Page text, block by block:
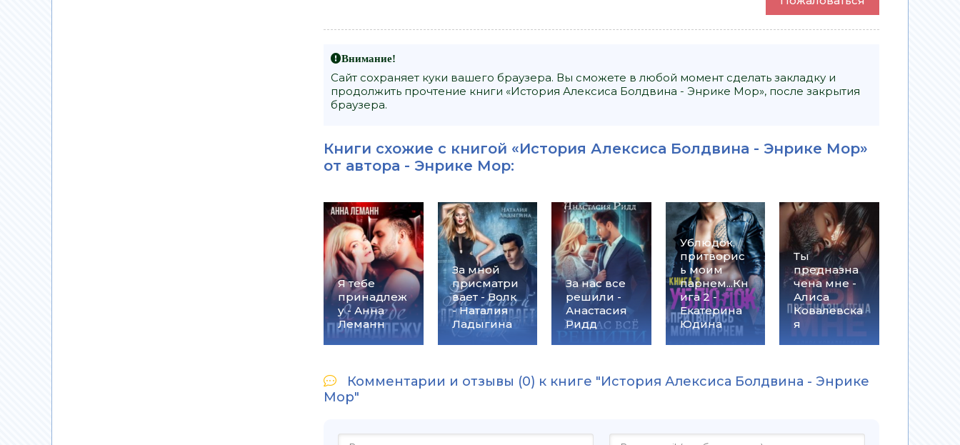
Внимание!
Сайт сохраняет куки вашего браузера. Вы сможете в любой момент сделать закладку и
продолжить прочтение книги «История Алексиса Болдвина - Энрике Мор», после закрытия
браузера.
Книги схожие с книгой «История Алексиса Болдвина - Энрике Мор»
от автора - Энрике Мор:
Я тебе
принадлеж
у - Анна
Леманн
За мной
присматри
вает - Волк
- Наталия
Ладыгина
За нас все
решили -
Анастасия
Ридд
Ублюдок,
притворис
ь моим
парнем...Кн
ига 2 -
Екатерина
Юдина
Ты
предназна
чена мне -
Алиса
Ковалевска
я
Комментарии и отзывы (0) к книге "История Алексиса Болдвина - Энрике
Мор"